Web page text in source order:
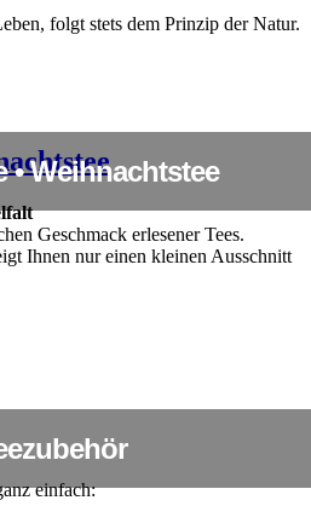
folgt stets dem Prinzip der Natur.
• Weihnachtstee
Geschmack erlesener Tees.
Ihnen nur einen kleinen Ausschnitt
einfach: